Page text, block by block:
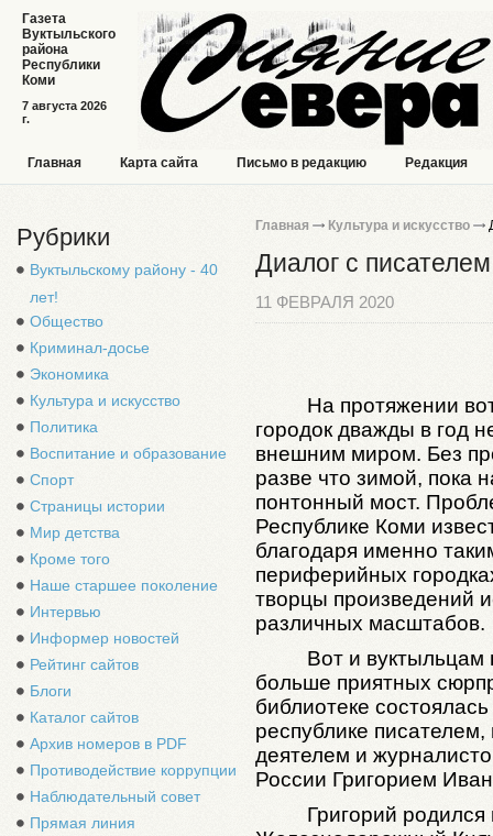
7 августа 2026
г.
Газета
Вуктыльского
района
Республики
Коми
Главная Карта сайта Письмо в редакцию Редакция
Рубрики
Вуктыльскому району - 40
лет!
Общество
Криминал-досье
Экономика
Культура и искусство
Политика
Воспитание и образование
Спорт
Страницы истории
Мир детства
Кроме того
Наше старшее поколение
Интервью
Информер новостей
Рейтинг сайтов
Блоги
Каталог сайтов
Архив номеров в PDF
Противодействие коррупции
Наблюдательный совет
Прямая линия
Главная Культура и искусство
Диалог с писателем
11 ФЕВРАЛЯ 2020
На протяжении
городок дважды в год
внешним миром. Без
разве что зимой, пока
понтонный мост.
Республике Коми
благодаря именно
периферийных
творцы произведений
различных масштабов.
Вот и вуктыльцам
больше приятных
библиотеке
республике
деятелем и
России Григорием
Григорий родился